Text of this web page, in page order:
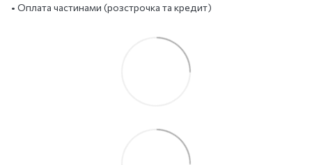
• Оплата частинами (розстрочка та кредит)